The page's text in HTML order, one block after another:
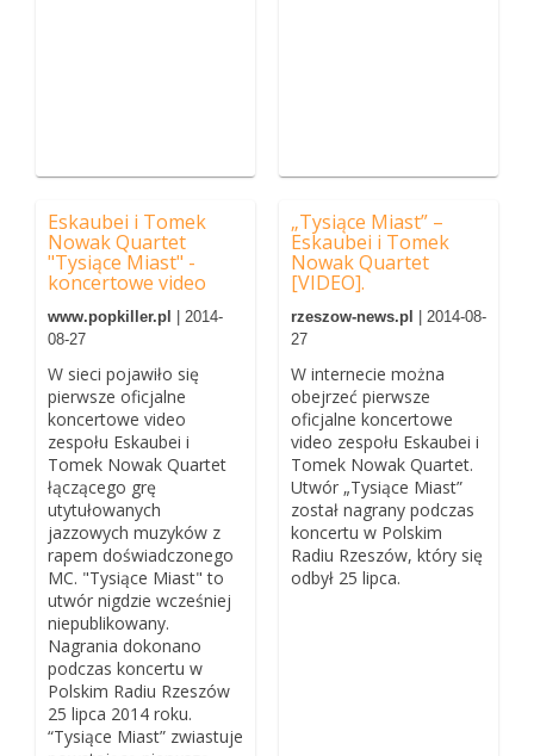
Eskaubei i Tomek
Nowak Quartet
"Tysiące Miast" -
koncertowe video
www.popkiller.pl
| 2014-
08-27
W sieci pojawiło się
pierwsze oficjalne
koncertowe video
zespołu Eskaubei i
Tomek Nowak Quartet
łączącego grę
utytułowanych
jazzowych muzyków z
rapem doświadczonego
MC. "Tysiące Miast" to
utwór nigdzie wcześniej
niepublikowany.
Nagrania dokonano
podczas koncertu w
Polskim Radiu Rzeszów
25 lipca 2014 roku.
“Tysiące Miast” zwiastuje
„Tysiące Miast” –
Eskaubei i Tomek
Nowak Quartet
[VIDEO].
rzeszow-news.pl
| 2014-08-
27
W internecie można
obejrzeć pierwsze
oficjalne koncertowe
video zespołu Eskaubei i
Tomek Nowak Quartet.
Utwór „Tysiące Miast”
został nagrany podczas
koncertu w Polskim
Radiu Rzeszów, który się
odbył 25 lipca.